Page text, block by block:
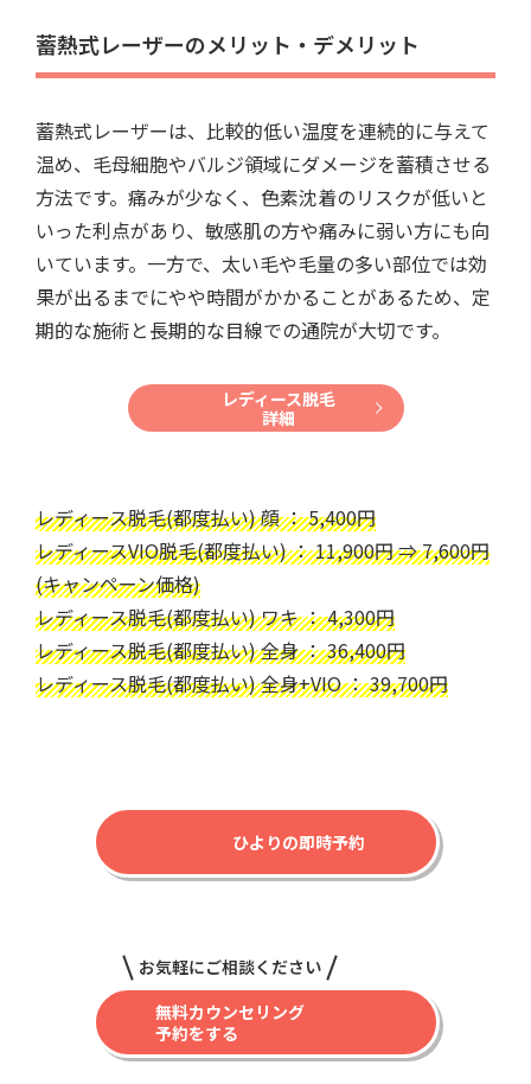
蓄熱式レーザーのメリット・デメリット
蓄熱式レーザーは、比較的低い温度を連続的に与えて
温め、毛母細胞やバルジ領域にダメージを蓄積させる
方法です。痛みが少なく、色素沈着のリスクが低いと
いった利点があり、敏感肌の方や痛みに弱い方にも向
いています。一方で、太い毛や毛量の多い部位では効
果が出るまでにやや時間がかかることがあるため、定
期的な施術と長期的な目線での通院が大切です。
レディース脱毛
詳細
レディース脱毛(都度払い) 顔 ： 5,400円
レディースVIO脱毛(都度払い) ： 11,900円 ⇒ 7,600円
(キャンペーン価格)
レディース脱毛(都度払い) ワキ ： 4,300円
レディース脱毛(都度払い) 全身 ： 36,400円
レディース脱毛(都度払い) 全身+VIO ： 39,700円
ひよりの即時予約
お気軽にご相談ください
無料カウンセリング
予約をする